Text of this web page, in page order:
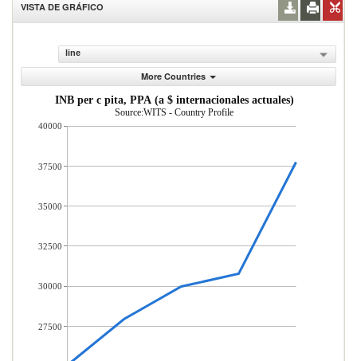
VISTA DE GRÁFICO
line
More Countries
INB per c pita, PPA (a $ internacionales actuales)
Source:WITS - Country Profile
40000
37500
35000
32500
30000
27500